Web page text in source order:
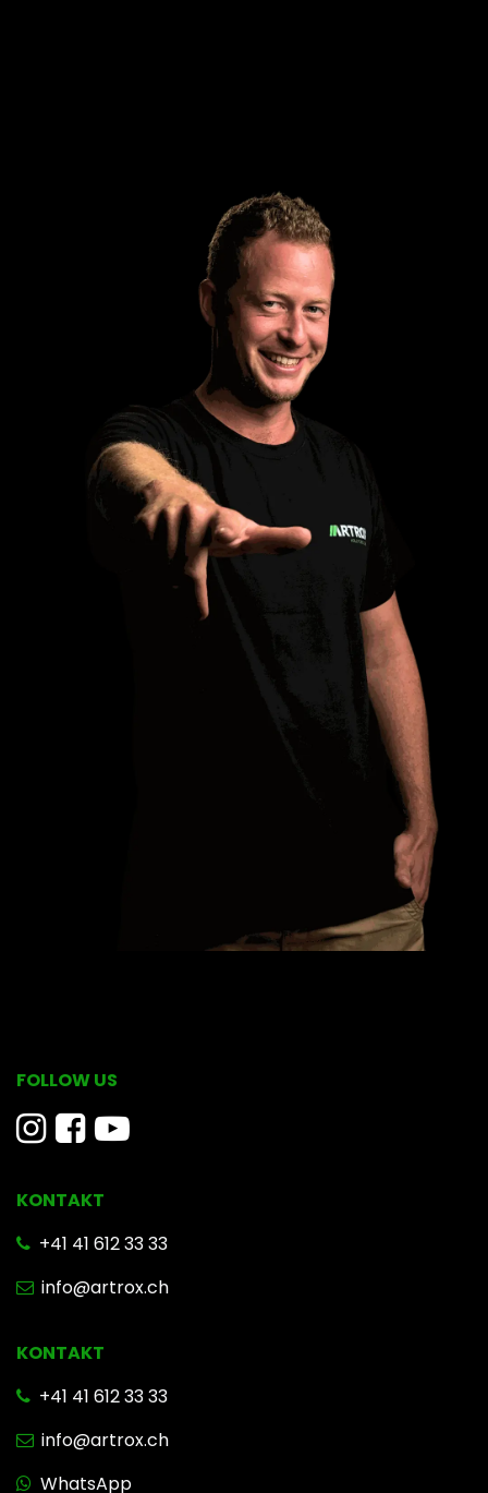
FOLLOW US
KONTAKT
​ +41 41 612 33 33
info@artrox.ch
KONTAKT
+41 41 612 33 33
info@artrox.ch
WhatsApp